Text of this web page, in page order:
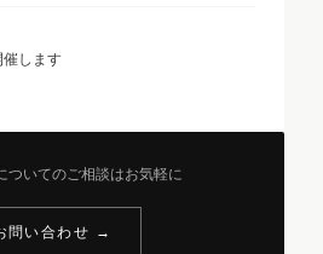
催します
ついてのご相談はお気軽に
問い合わせ →